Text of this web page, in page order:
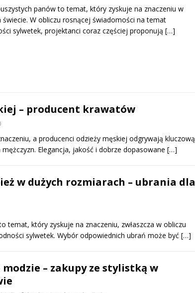
panów to temat, który zyskuje na znaczeniu w
świecie. W obliczu rosnącej świadomości na temat
sylwetek, projektanci coraz częściej proponują […]
– producent krawatów
a producenci odzieży męskiej odgrywają kluczową
Elegancja, jakość i dobrze dopasowane […]
w dużych rozmiarach – ubrania dla
temat, który zyskuje na znaczeniu, zwłaszcza w obliczu
sylwetek. Wybór odpowiednich ubrań może być […]
– zakupy ze stylistką w